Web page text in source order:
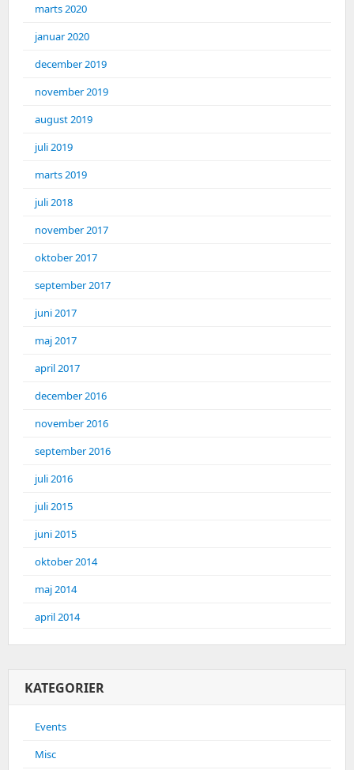
marts 2020
januar 2020
december 2019
november 2019
august 2019
juli 2019
marts 2019
juli 2018
november 2017
oktober 2017
september 2017
juni 2017
maj 2017
april 2017
december 2016
november 2016
september 2016
juli 2016
juli 2015
juni 2015
oktober 2014
maj 2014
april 2014
KATEGORIER
Events
Misc